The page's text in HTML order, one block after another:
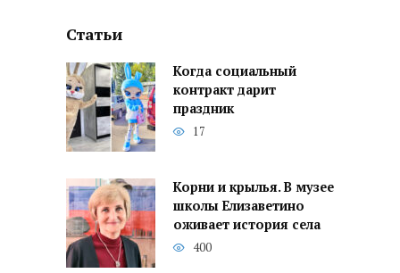
Статьи
Когда социальный
контракт дарит
праздник
17
Корни и крылья. В музее
школы Елизаветино
оживает история села
400